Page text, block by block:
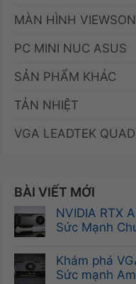
MÀN HÌNH
PC MINI NUC ASUS
SẢN PHẨM KHÁC
TẢN NHIỆT
VGA LEADTEK
BÀI VIẾT MỚI
NVIDIA RTX
Sức Mạnh
có
bình
Khám phá
Sức mạnh